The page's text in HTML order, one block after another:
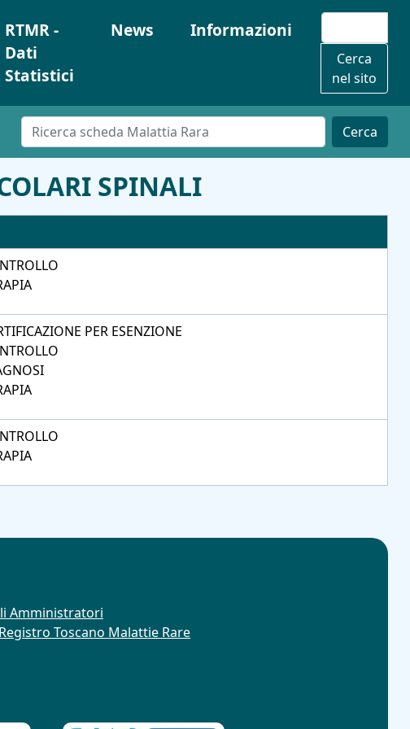
RTMR -
Dati
Statistici
News Informazioni
Cerca
nel sito
Cerca
SPINALI
PER ESENZIONE
Amministratori
Toscano Malattie Rare